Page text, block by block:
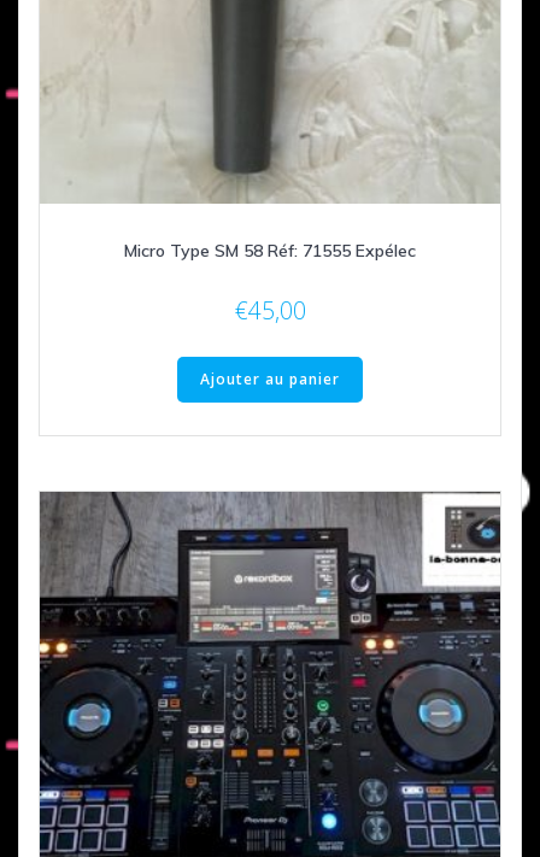
Micro Type SM 58 Réf: 71555 Expélec
€45,00
Ajouter au panier